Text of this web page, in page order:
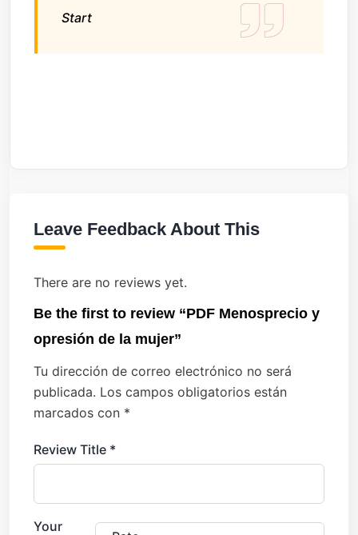
Start
Leave Feedback About This
There are no reviews yet.
Be the first to review “PDF Menosprecio y
opresión de la mujer”
Tu dirección de correo electrónico no será
publicada. Los campos obligatorios están
marcados con *
Review Title *
Your